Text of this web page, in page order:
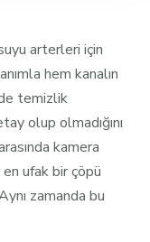
arterleri için
hem kanalın
temizlik
olup olmadığını
kamera
ufak bir çöpü
zamanda bu